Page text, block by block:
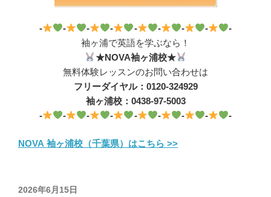
- - - - - - - -
-
袖ヶ浦で英語を学ぶなら！
★NOVA袖ヶ浦校★
無料体験レッスンのお問い合わせは
フリーダイヤル：0120-324929
袖ヶ浦校：0438-97-5003
-
- - - - - - - -
NOVA 袖ヶ浦校（千葉県）はこちら >>
投
2026年6月15日